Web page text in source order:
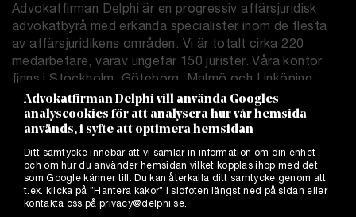
Advokatfirman Delphi är en progressiv affärsjuridisk
advokatbyrå med erkända specialister inom de flesta
av affärsjuridikens områden. Vi är totalt cirka 220
medarbetare, varav ungefär 150 jurister. Våra kontor
finns i Stockholm, Göteborg, Malmö och Linköping.
Delphi.se
Integritetspolicy
Cookies
Hantera kakor
Advokatfirman Delphi vill använda Googles
analyscookies för att analysera hur vår hemsida
används, i syfte att optimera hemsidan
Ditt samtycke innebär att vi samlar in information om din enhet
och om hur du använder hemsidan vilket kopplas ihop med det
som Google känner till. Du kan återkalla ditt samtycke genom att
t.ex. klicka på ”Hantera kakor” i sidfoten längst ned på sidan eller
kontakta oss på privacy@delphi.se.